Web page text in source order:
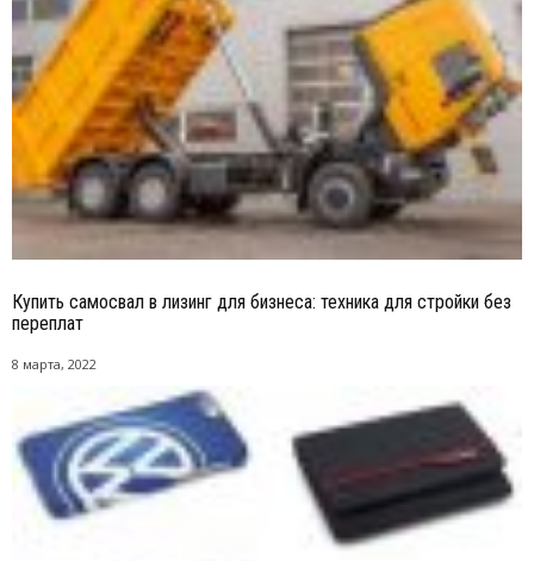
Купить самосвал в лизинг для бизнеса: техника для стройки без
переплат
8 марта, 2022